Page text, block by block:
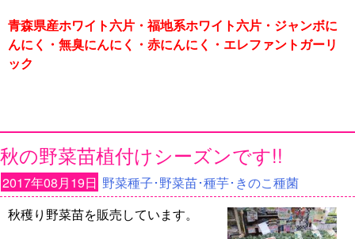
青森県産ホワイト六片・福地系ホワイト六片・ジャンボに
んにく・無臭にんにく・赤にんにく・エレファントガーリ
ック
秋の野菜苗植付けシーズンです!!
2017年08月19日 野菜種子･野菜苗･種芋･きのこ種菌
秋穫り野菜苗を販売しています。